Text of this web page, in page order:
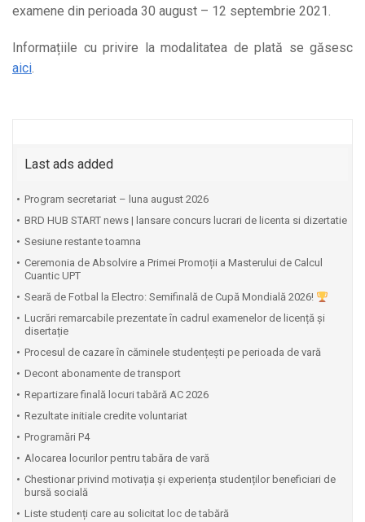
examene din perioada 30 august – 12 septembrie 2021.
Informațiile cu privire la modalitatea de plată se găsesc
aici.
Last ads added
Program secretariat – luna august 2026
BRD HUB START news | lansare concurs lucrari de licenta si dizertatie
Sesiune restante toamna
Ceremonia de Absolvire a Primei Promoții a Masterului de Calcul
Cuantic UPT
⁠Seară de Fotbal la Electro: Semifinală de Cupă Mondială 2026!
Lucrări remarcabile prezentate în cadrul examenelor de licență și
disertație
Procesul de cazare în căminele studențești pe perioada de vară
Decont abonamente de transport
Repartizare finală locuri tabără AC 2026
Rezultate initiale credite voluntariat
Programări P4
Alocarea locurilor pentru tabăra de vară
Chestionar privind motivația și experiența studenților beneficiari de
bursă socială
Liste studenți care au solicitat loc de tabără